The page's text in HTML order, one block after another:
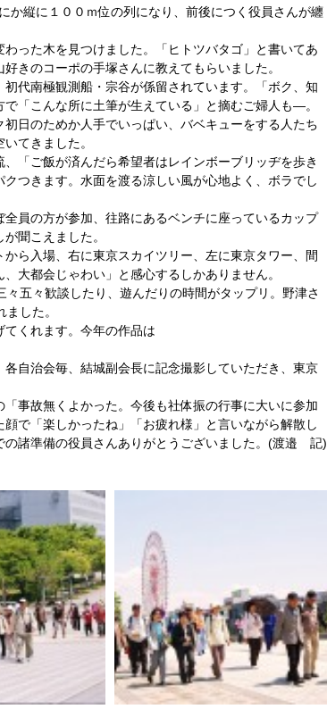
か縦に１００ｍ位の列になり、前後につく役員さんが纏
った木を見つけました。「ヒトツバタゴ」と書いてあ
きのコーポの手塚さんに教えてもらいました。
代南極観測船・宗谷が係留されています。「ボク、知
「こんな所に土筆が生えている」と摘むご婦人も―。
日のためか人手でいっぱい、バベキューをする人たち
てきました。
「ご飯が済んだら希望者はレインボーブリッヂを歩き
つきます。水面を渡る涼しい風が心地よく、ボラでし
員の方が参加、往路にあるベンチに座っているカップ
聞こえました。
ら入場、右に東京スカイツリー、左に東京タワー、間
大都会じゃわい」と感心するしかありません。
五々歓談したり、遊んだりの時間がタップリ。野津さ
ました。
くれます。今年の作品は
自治会毎、結城副会長に記念撮影していただき、東京
事故無くよかった。今後も社体振の行事に大いに参加
で「楽しかったね」「お疲れ様」と言いながら解散し
諸準備の役員さんありがとうございました。(渡邉　記)